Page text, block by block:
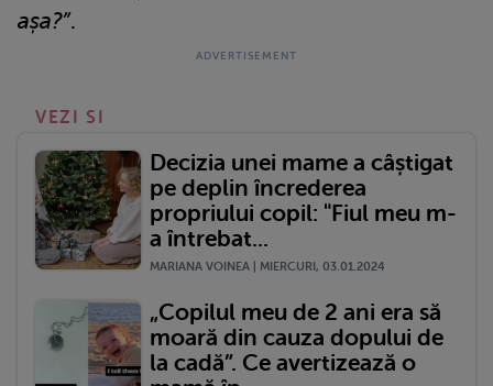
așa?”.
VEZI SI
Decizia unei mame a câștigat
pe deplin încrederea
propriului copil: "Fiul meu m-
a întrebat...
MARIANA VOINEA | MIERCURI, 03.01.2024
„Copilul meu de 2 ani era să
moară din cauza dopului de
la cadă”. Ce avertizează o